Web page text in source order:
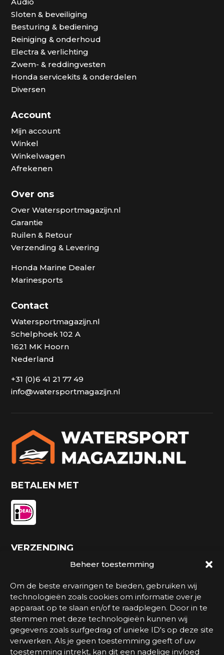
Beheer toestemming
Om de beste ervaringen te bieden, gebruiken wij
technologieën zoals cookies om informatie over je
apparaat op te slaan en/of te raadplegen. Door in te
stemmen met deze technologieën kunnen wij
gegevens zoals surfgedrag of unieke ID's op deze site
verwerken. Als je geen toestemming geeft of uw
toestemming intrekt, kan dit een nadelige invloed
Sloten & beveiliging
Besturing & bediening
Reiniging & onderhoud
Electra & verlichting
Zwem- & reddingvesten
Honda servicekits & onderdelen
Diversen
Account
Mijn account
Winkel
Winkelwagen
Afrekenen
Over ons
Over Watersportmagazijn.nl
Garantie
Ruilen & Retour
Verzending & Levering
Honda Marine Dealer
Marinesports
Contact
Watersportmagazijn.nl
Schelphoek 102 A
1621 MK Hoorn
Nederland
+31 (0)6 41 21 77 49
info@watersportmagazijn.nl
BETALEN MET
VERZENDING